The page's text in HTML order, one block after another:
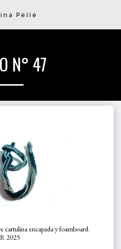
Pelle
N° 47
cartulina encapada y foamboard.
2025